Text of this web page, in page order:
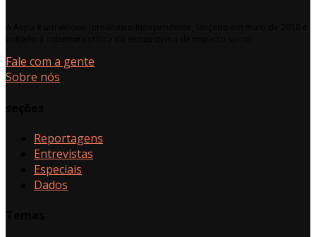
Fale com a gente
Sobre nós
Reportagens
Entrevistas
Especiais
Dados